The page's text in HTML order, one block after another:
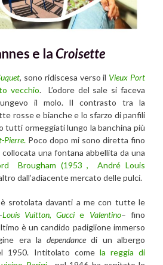
e laCroisette
, sono ridiscesa verso il Vieux Port
vecchio. L’odore del sale si faceva
il molo. Il contrasto tra la
rosse e bianche e lo sfarzo di panfili
tutti ormeggiati lungo la banchina più
Pierre. Poco dopo mi sono diretta fino
una fontana abbellita da una
Brougham (1953 , André Louis
dall’adiacente mercato delle pulci.
srotolata davanti a me con tutte le
Louis Vuitton,Guccie Valentino– fino
è un candido padiglione immerso
era ladependancedi un albergo
1950. Intitolato come la reggia di